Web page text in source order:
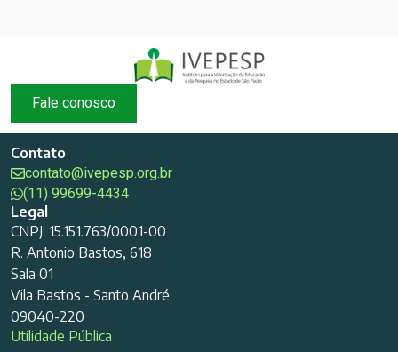
Fale conosco
Contato
contato@ivepesp.org.br
(11) 99699-4434
Legal
CNPJ: 15.151.763/0001-00
R. Antonio Bastos, 618
Sala 01
Vila Bastos - Santo André
09040-220
Utilidade Pública